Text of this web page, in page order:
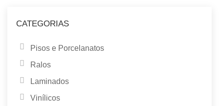
CATEGORIAS
Pisos e Porcelanatos
Ralos
Laminados
Vinílicos